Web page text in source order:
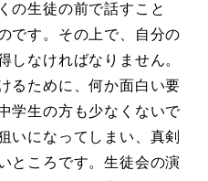
の生徒の前で話すこと
です。その上で、自分の
しなければなりません。
るために、何か面白い要
学生の方も少なくないで
いになってしまい、真剣
ところです。生徒会の演